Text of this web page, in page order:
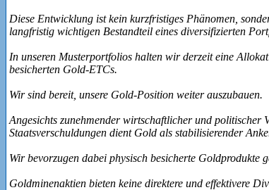
Diese Entwicklung ist kein kurzfristiges Phänomen,
als langfristig wichtigen Bestandteil eines diversifizierten
In unseren Musterportfolios halten wir derzeit eine
besicherten Gold-ETCs.
Wir sind bereit, unsere Gold-Position weiter auszubauen.
Angesichts zunehmender wirtschaftlicher und politischer
Staatsverschuldungen dient Gold als stabilisierender
Wir bevorzugen dabei physisch besicherte Goldprodukte
Goldminenaktien bieten keine direktere und effektivere